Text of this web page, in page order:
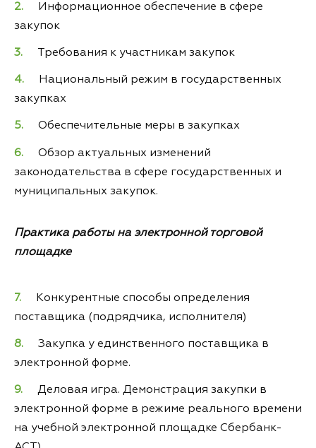
Информационное обеспечение в сфере
закупок
Требования к участникам закупок
Национальный режим в государственных
закупках
Обеспечительные меры в закупках
Обзор актуальных изменений
законодательства в сфере государственных и
муниципальных закупок.
Практика работы на электронной торговой
площадке
Конкурентные способы определения
поставщика (подрядчика, исполнителя)
Закупка у единственного поставщика в
электронной форме.
Деловая игра. Демонстрация закупки в
электронной форме в режиме реального времени
на учебной электронной площадке Сбербанк-